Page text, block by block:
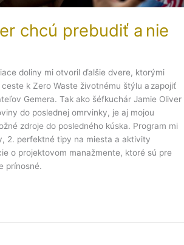
chcú prebudiť a nie
doliny mi otvoril ďalšie dvere, ktorými
k Zero Waste životnému štýlu a zapojiť
Gemera. Tak ako šéfkuchár Jamie Oliver
do poslednej omrvinky, je aj mojou
zdroje do posledného kúska. Program mi
2. perfektné tipy na miesta a aktivity
o projektovom manažmente, ktoré sú pre
prínosné.